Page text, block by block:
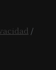
/